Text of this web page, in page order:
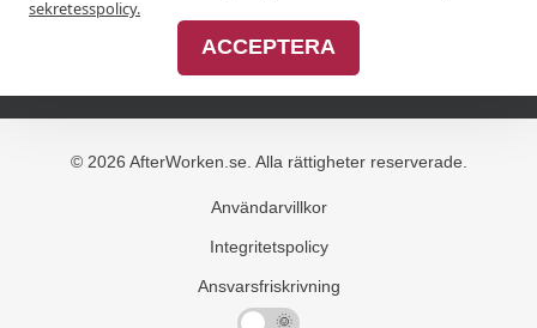
Annonsera hos oss
Advertise with us
sekretesspolicy.
ACCEPTERA